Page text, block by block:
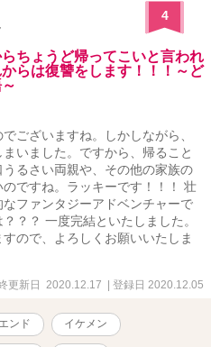
4
ちょうど帰ってこいと言われ
らは復讐をします！！！～ど
ございますね。しかしながら、
いました。ですから、帰ること
るさい両親や、その他の家族の
ですね。ラッキーです！！！ 壮
ファンタジーアドベンチャーで
？？ 一度完結といたしました。
ので、よろしくお願いいたしま
更新日 2020.12.17 | 登録日 2020.12.05
ンド イケメン